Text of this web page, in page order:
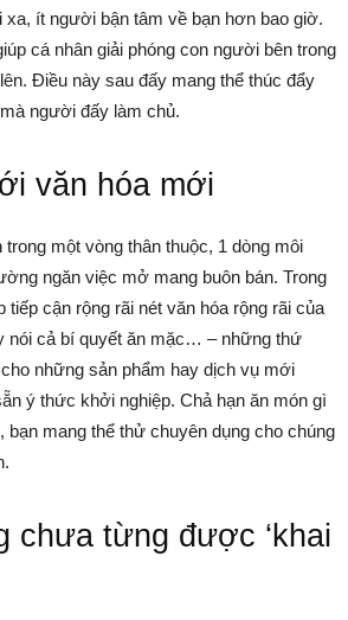
xa, ít người bận tâm về bạn hơn bao giờ.
cá nhân giải phóng con người bên trong
Điều này sau đấy mang thể thúc đẩy
người đấy làm chủ.
văn hóa mới
trong một vòng thân thuộc, 1 dòng môi
ngăn việc mở mang buôn bán. Trong
tiếp cận rộng rãi nét văn hóa rộng rãi của
nói cả bí quyết ăn mặc… – những thứ
những sản phẩm hay dịch vụ mới
ý thức khởi nghiệp. Chả hạn ăn món gì
bạn mang thể thử chuyên dụng cho chúng
chưa từng được ‘khai